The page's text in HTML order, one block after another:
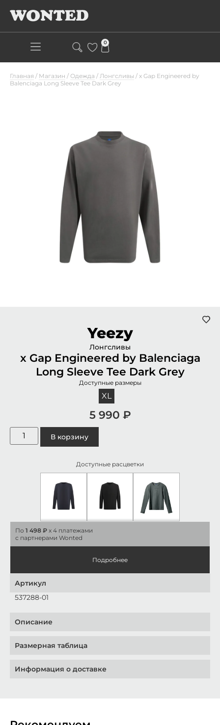
0
Главная / Магазин / Одежда / Лонгсливы / x Gap Engineered by
Balenciaga Long Sleeve Tee Dark Grey
Yeezy
Лонгсливы
x Gap Engineered by Balenciaga
Long Sleeve Tee Dark Grey
Доступные размеры
XL
5 990 ₽
В корзину
Доступные расцветки
По 1 498 ₽ x 4 платежами
с партнерами Wonted
Подробнее
Артикул
537288-01
Описание
Размерная таблица
Информация о доставке